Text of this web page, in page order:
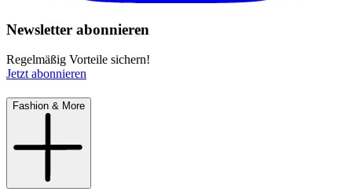
Newsletter abonnieren
Regelmäßig Vorteile sichern!
Jetzt abonnieren
Fashion & More